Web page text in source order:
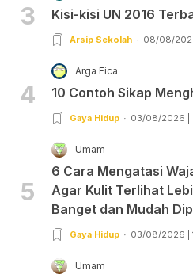
3 Kisi-kisi UN 2016
Arsip Sekolah 08/08/
4
Arga Fica
10 Contoh Sikap
Gaya Hidup 03/08/2026 |
5
Umam
6 Cara Mengatasi
Agar Kulit Terlihat
Banget dan Mudah
Gaya Hidup 03/08/2026 |
Umam